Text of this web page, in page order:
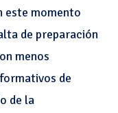
este momento
de preparación
menos
de
de la